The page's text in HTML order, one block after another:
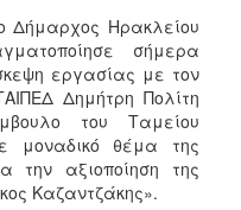
Δήμαρχος Ηρακλείου
σήμερα
εργασίας με τον
Δημήτρη Πολίτη
του Ταμείου
μοναδικό θέμα της
την αξιοποίηση της
Καζαντζάκης».